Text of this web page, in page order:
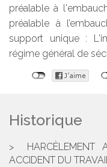
préalable à
préalable à
support unique :
régime général de
Historique
HARCÈLEMENT
ACCIDENT DU